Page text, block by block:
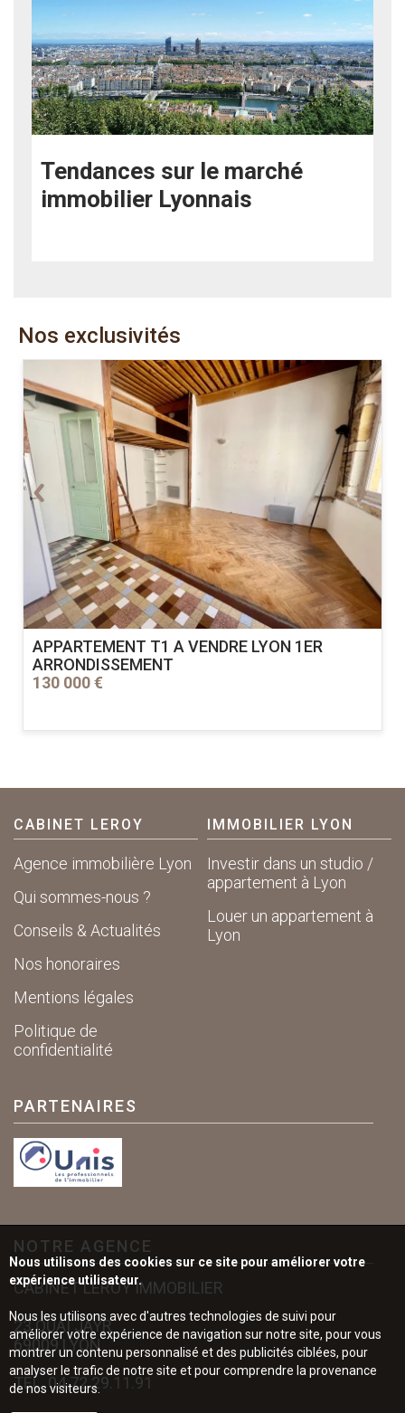
Tendances sur le marché
immobilier Lyonnais
Nos exclusivités
APPARTEMENT T1 A VENDRE LYON 1ER
ARRONDISSEMENT
130 000 €
CABINET LEROY
Agence immobilière Lyon
Qui sommes-nous ?
Conseils & Actualités
Nos honoraires
Mentions légales
Politique de
confidentialité
IMMOBILIER LYON
Investir dans un studio /
appartement à Lyon
Louer un appartement à
Lyon
PARTENAIRES
NOTRE AGENCE
CABINET LEROY IMMOBILIER
23 QUAI JAYR
69009 LYON
TÉL.04.72.29.11.91
Nous utilisons des cookies sur ce site pour améliorer votre
expérience utilisateur.
Nous les utilisons avec d'autres technologies de suivi pour
améliorer votre expérience de navigation sur notre site, pour vous
montrer un contenu personnalisé et des publicités ciblées, pour
analyser le trafic de notre site et pour comprendre la provenance
de nos visiteurs.